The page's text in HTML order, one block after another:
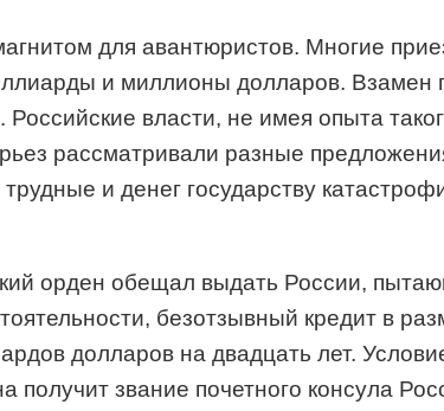
для авантюристов. Многие
и миллионы долларов. Взамен
Российские власти, не имея опыта
рассматривали разные
и денег государству
орден обещал выдать России,
безотзывный кредит в
долларов на двадцать лет.
получит звание почетного консула